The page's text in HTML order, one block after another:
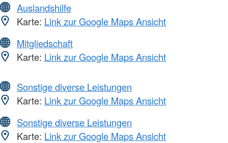
Auslandshilfe
Karte: Link zur Google Maps Ansicht
Mitgliedschaft
Karte: Link zur Google Maps Ansicht
Sonstige diverse Leistungen
Karte: Link zur Google Maps Ansicht
Sonstige diverse Leistungen
Karte: Link zur Google Maps Ansicht